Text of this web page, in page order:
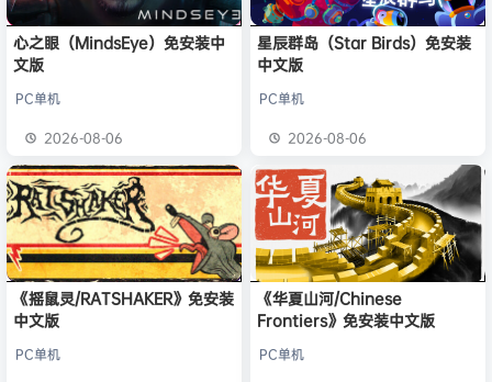
心之眼（MindsEye）免安装中
文版
PC单机
2026-08-06
星辰群岛（Star Birds）免安装
中文版
PC单机
2026-08-06
《摇鼠灵/RATSHAKER》免安装
中文版
PC单机
《华夏山河/Chinese
Frontiers》免安装中文版
PC单机